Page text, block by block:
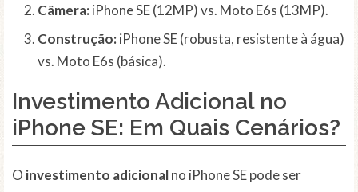
Câmera:iPhone SE (12MP) vs. Moto E6s (13MP).
Construção:iPhone SE (robusta, resistente à água)
vs. Moto E6s (básica).
Investimento Adicional no
iPhone SE: Em Quais Cenários?
O investimento adicionalno iPhone SE pode ser